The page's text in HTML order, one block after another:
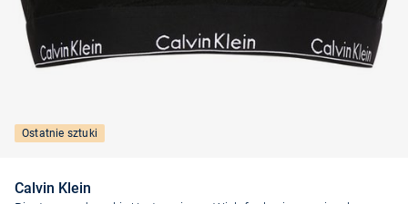
Ostatnie sztuki
Calvin Klein